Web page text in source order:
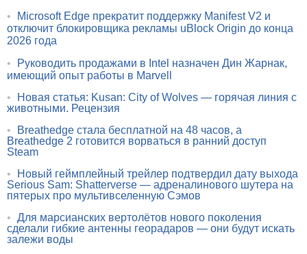
•
Microsoft Edge прекратит поддержку Manifest V2 и
отключит блокировщика рекламы uBlock Origin до конца
2026 года
•
Руководить продажами в Intel назначен Дин Жарнак,
имеющий опыт работы в Marvell
•
Новая статья: Kusan: City of Wolves — горячая линия с
животными. Рецензия
•
Breathedge стала бесплатной на 48 часов, а
Breathedge 2 готовится ворваться в ранний доступ
Steam
•
Новый геймплейный трейлер подтвердил дату выхода
Serious Sam: Shatterverse — адреналинового шутера на
пятерых про мультивселенную Сэмов
• Для марсианских вертолётов нового поколения
сделали гибкие антенны георадаров — они будут искать
залежи воды